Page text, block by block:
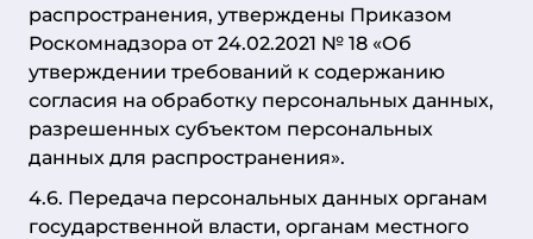
распространения, утверждены Приказом
Роскомнадзора от 24.02.2021 № 18 «Об
утверждении требований к содержанию
согласия на обработку персональных данных,
разрешенных субъектом персональных
данных для распространения».
4.6. Передача персональных данных органам
государственной власти, органам местного